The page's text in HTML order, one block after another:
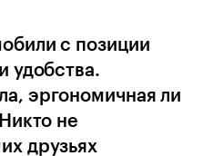
с позиции
удобства.
эргономичная ли
не
друзьях